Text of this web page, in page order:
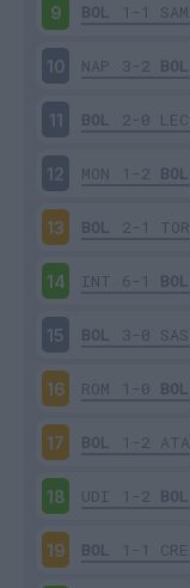
9 BOL 1-1 SAM
10 NAP 3-2 BOL
11 BOL 2-0 LEC
12 MON 1-2 BOL
13 BOL 2-1 TOR
14 INT 6-1 BOL
15 BOL 3-0 SAS
16 ROM 1-0 BOL
17 BOL 1-2 ATA
18 UDI 1-2 BOL
19 BOL 1-1 CRE